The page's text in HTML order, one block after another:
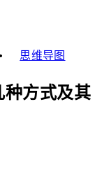
• account_tree思维导图
方式及其